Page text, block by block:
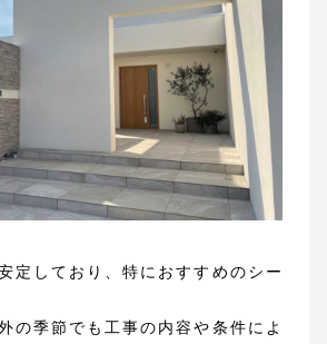
定しており、特におすすめのシー
の季節でも工事の内容や条件によ